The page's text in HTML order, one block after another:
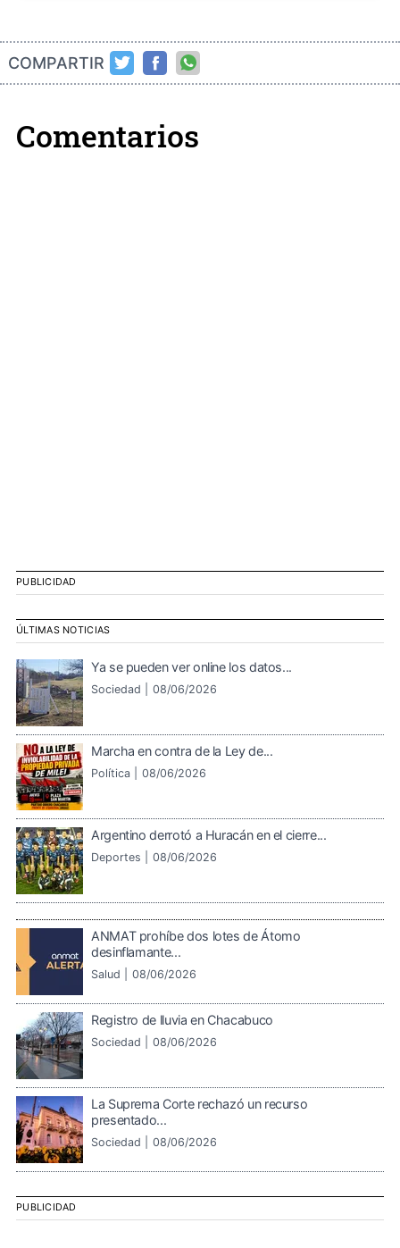
COMPARTIR
Comentarios
PUBLICIDAD
ÚLTIMAS NOTICIAS
Ya se pueden ver online los datos...
Sociedad | 08/06/2026
Marcha en contra de la Ley de...
Política | 08/06/2026
Argentino derrotó a Huracán en el cierre...
Deportes | 08/06/2026
ANMAT prohíbe dos lotes de Átomo
desinflamante...
Salud | 08/06/2026
Registro de lluvia en Chacabuco
Sociedad | 08/06/2026
La Suprema Corte rechazó un recurso
presentado...
Sociedad | 08/06/2026
PUBLICIDAD